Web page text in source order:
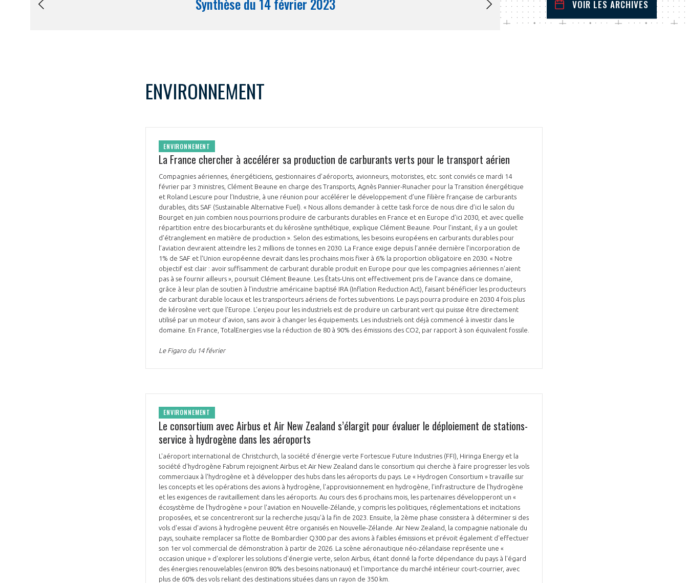
Synthèse du 14 février 2023 VOIR LES ARCHIVES
20
21
ENVIRONNEMENT
ENVIRONNEMENT
La France chercher à accélérer sa production de carburants verts pour le transport aérien
Compagnies aériennes, énergéticiens, gestionnaires d’aéroports, avionneurs, motoristes, etc. sont conviés ce mardi 14
février par 3 ministres, Clément Beaune en charge des Transports, Agnès Pannier-Runacher pour la Transition énergétique
et Roland Lescure pour l’Industrie, à une réunion pour accélérer le développement d’une filière française de carburants
durables, dits SAF (Sustainable Alternative Fuel). « Nous allons demander à cette task force de nous dire d’ici le salon du
Bourget en juin combien nous pourrions produire de carburants durables en France et en Europe d’ici 2030, et avec quelle
répartition entre des biocarburants et du kérosène synthétique, explique Clément Beaune. Pour l’instant, il y a un goulet
d’étranglement en matière de production ». Selon des estimations, les besoins européens en carburants durables pour
l’aviation devraient atteindre les 2 millions de tonnes en 2030. La France exige depuis l’année dernière l’incorporation de
1% de SAF et l’Union européenne devrait dans les prochains mois fixer à 6% la proportion obligatoire en 2030. « Notre
objectif est clair : avoir suffisamment de carburant durable produit en Europe pour que les compagnies aériennes n’aient
pas à se fournir ailleurs », poursuit Clément Beaune. Les États-Unis ont effectivement pris de l’avance dans ce domaine,
grâce à leur plan de soutien à l’industrie américaine baptisé IRA (Inflation Reduction Act), faisant bénéficier les producteurs
de carburant durable locaux et les transporteurs aériens de fortes subventions. Le pays pourra produire en 2030 4 fois plus
de kérosène vert que l’Europe. L’enjeu pour les industriels est de produire un carburant vert qui puisse être directement
utilisé par un moteur d’avion, sans avoir à changer les équipements. Les industriels ont déjà commencé à investir dans le
domaine. En France, TotalEnergies vise la réduction de 80 à 90% des émissions des CO2, par rapport à son équivalent fossile.
Le Figaro du 14 février
ENVIRONNEMENT
Le consortium avec Airbus et Air New Zealand s’élargit pour évaluer le déploiement de stations-
service à hydrogène dans les aéroports
L'aéroport international de Christchurch, la société d'énergie verte Fortescue Future Industries (FFI), Hiringa Energy et la
société d'hydrogène Fabrum rejoignent Airbus et Air New Zealand dans le consortium qui cherche à faire progresser les vols
commerciaux à l'hydrogène et à développer des hubs dans les aéroports du pays. Le « Hydrogen Consortium » travaille sur
les concepts et les opérations des avions à hydrogène, l'approvisionnement en hydrogène, l'infrastructure de l'hydrogène
et les exigences de ravitaillement dans les aéroports. Au cours des 6 prochains mois, les partenaires développeront un «
écosystème de l'hydrogène » pour l'aviation en Nouvelle-Zélande, y compris les politiques, réglementations et incitations
proposées, et se concentreront sur la recherche jusqu'à la fin de 2023. Ensuite, la 2ème phase consistera à déterminer si des
vols d'essai d'avions à hydrogène peuvent être organisés en Nouvelle-Zélande. Air New Zealand, la compagnie nationale du
pays, souhaite remplacer sa flotte de Bombardier Q300 par des avions à faibles émissions et prévoit également d'effectuer
son 1er vol commercial de démonstration à partir de 2026. La scène aéronautique néo-zélandaise représente une «
occasion unique » d'explorer les solutions d'énergie verte, selon Airbus, étant donné la forte dépendance du pays à l'égard
des énergies renouvelables (environ 80% des besoins nationaux) et l'importance du marché intérieur court-courrier, avec
plus de 60% des vols reliant des destinations situées dans un rayon de 350 km.